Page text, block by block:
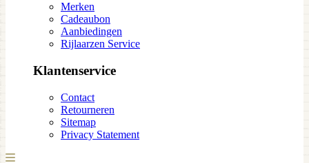
Merken
Cadeaubon
Aanbiedingen
Rijlaarzen Service
Klantenservice
Contact
Retourneren
Sitemap
Privacy Statement